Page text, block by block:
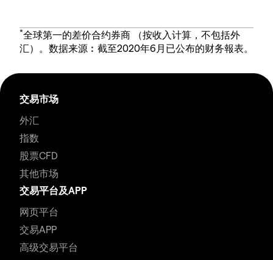
*全球第一的差价合约券商 （按收入计算，不包括外
汇）。数据来源︰截至2020年6月已公布的财务報表。
交易市场
外汇
指数
股票CFD
其他市场
交易平台及APP
网页平台
交易APP
高级交易平台